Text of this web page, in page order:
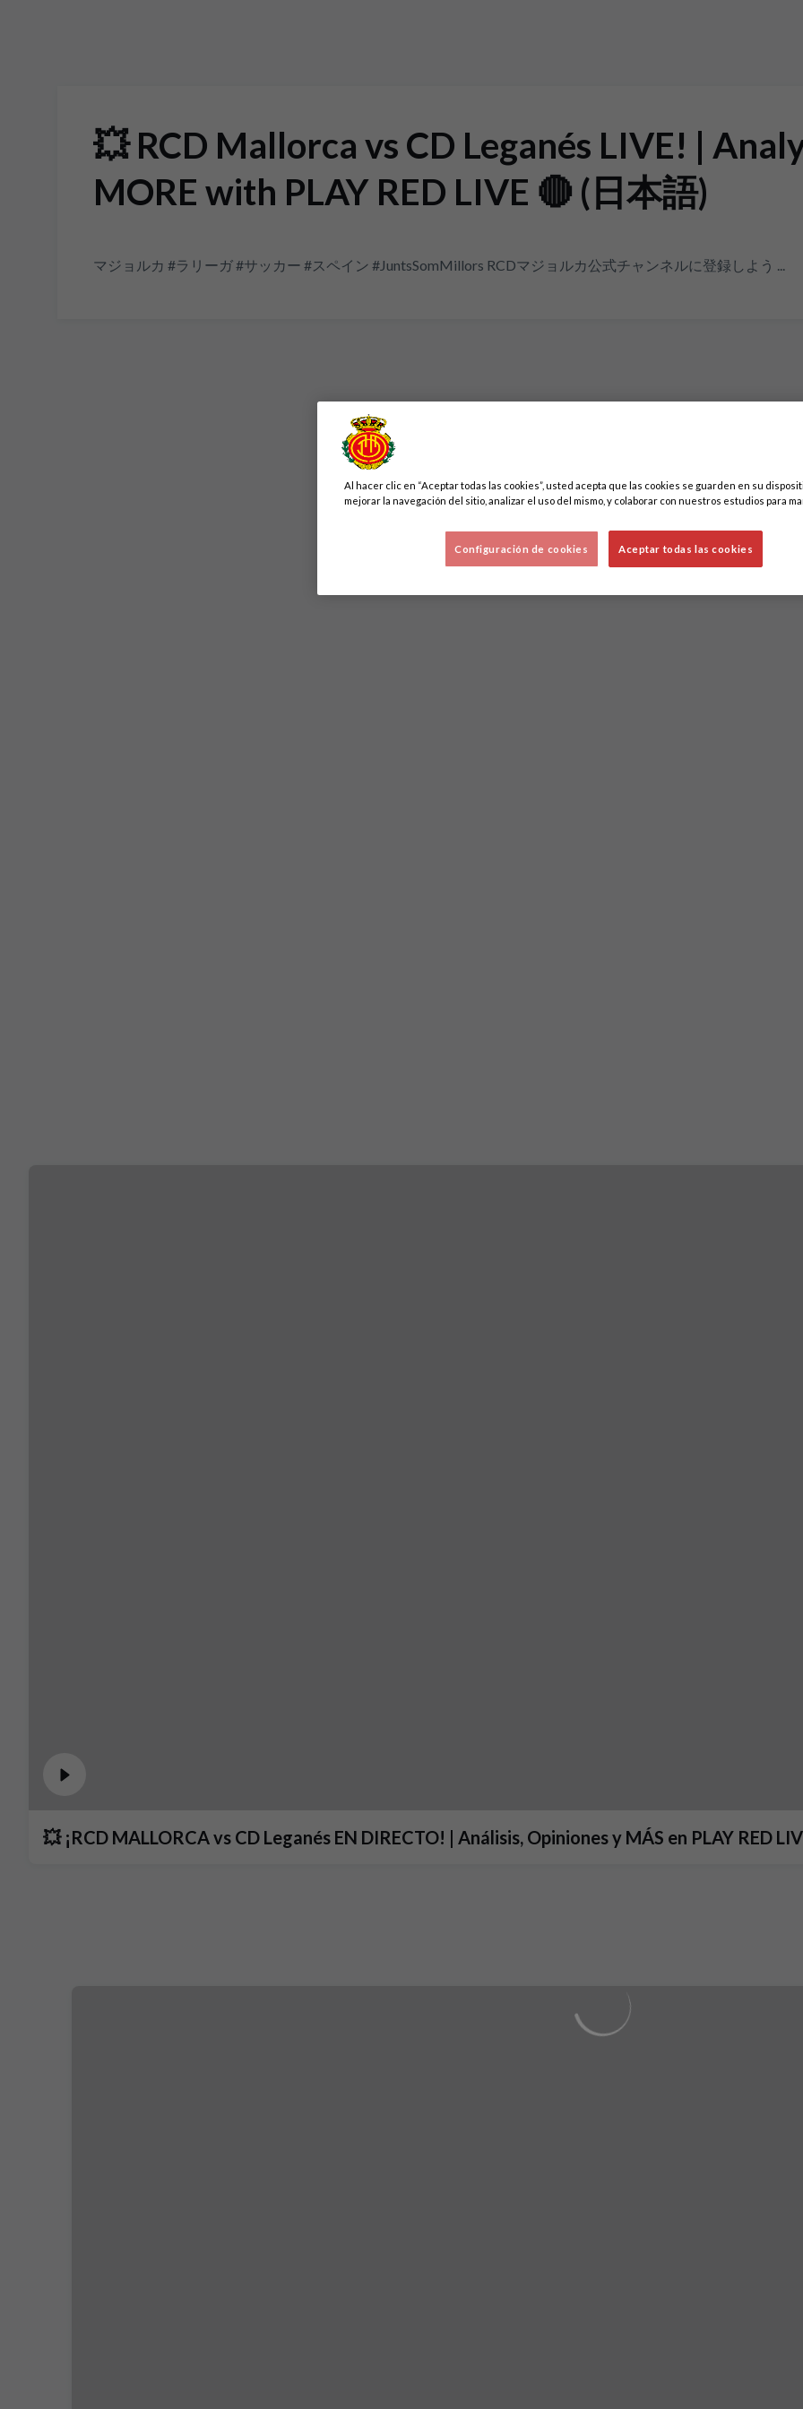
💥 RCD Mallorca vs CD Leganés LIVE! |
MORE with PLAY RED LIVE 🔴 (日本語)
マジョルカ #ラリーガ #サッカー #スペイン #JuntsSomMillors RCDマジョルカ公式チャンネルに登録しよう ...
💥 ¡RCD MALLORCA vs CD Leganés EN DIRECTO! | Análisis, Opiniones y MÁS en PLAY RED
Al hacer clic en “Aceptar todas las cookies”, usted acepta que las cookies se guarden en su
mejorar la navegación del sitio, analizar el uso del mismo, y colaborar con nuestros estudios para
Aceptar todas las cookies
Configuración de cookies